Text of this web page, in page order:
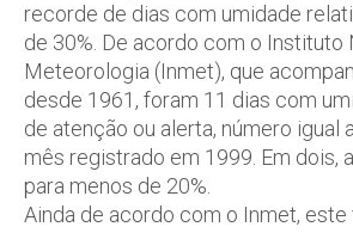
recorde de dias com umidade
de 30%. De acordo com o Instituto
Meteorologia (Inmet), que
desde 1961, foram 11 dias com
de atenção ou alerta, número igual
mês registrado em 1999. Em dois,
para menos de 20%.
Ainda de acordo com o Inmet,